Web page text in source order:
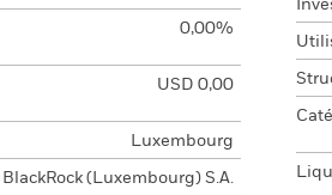
0,00%
USD 0,00
Luxembourg
BlackRock (Luxembourg) S.A.